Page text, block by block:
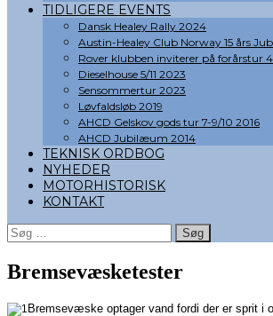
TIDLIGERE EVENTS
Dansk Healey Rally 2024
Austin-Healey Club Norway 15 års
Rover klubben inviterer på forårstur
Dieselhouse 5/11 2023
Sensommertur 2023
Løvfaldsløb 2019
AHCD Gelskov gods tur 7-9/10 2016
AHCD Jubilæum 2014
TEKNISK ORDBOG
NYHEDER
MOTORHISTORISK
KONTAKT
Søg
efter:
Bremsevæsketester
Bremsevæske optager vand fordi der er sprit i